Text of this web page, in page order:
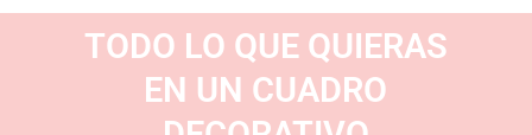
TODO LO QUE QUIERAS
EN UN CUADRO